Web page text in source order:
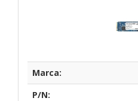
Marca:
P/N: